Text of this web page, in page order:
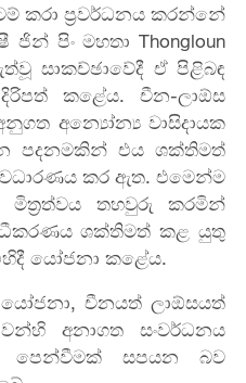
කරා ප්‍රවර්ධනය කරන්නේ
ජින් පිං මහතාThongloun
සාකච්ඡාවේදී ඒ පිළිබඳ
කළේය. චීන-ලාඕස
අන්‍යෝන්‍ය වාසිදායක
පදනමකින් එයශක්තිමත්
කර ඇත. එමෙන්ම
මිත්‍රත්වය තහවුරු
කරමින්
ශක්තිමත් කළ යුතු
යෝජනා කළේය.
යෝජනා, චීනයත් ලාඕසයත්
අනාගත
සංවර්ධනය
පෙන්වීමක් සපයන
බව